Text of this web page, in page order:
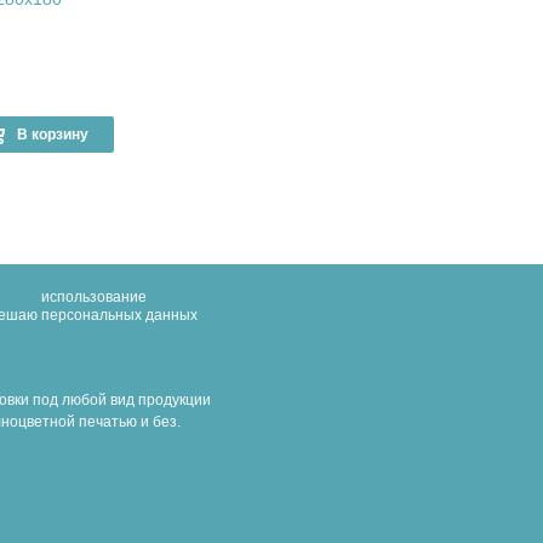
В корзину
использование
персональных данных
под любой вид продукции
печатью и без.